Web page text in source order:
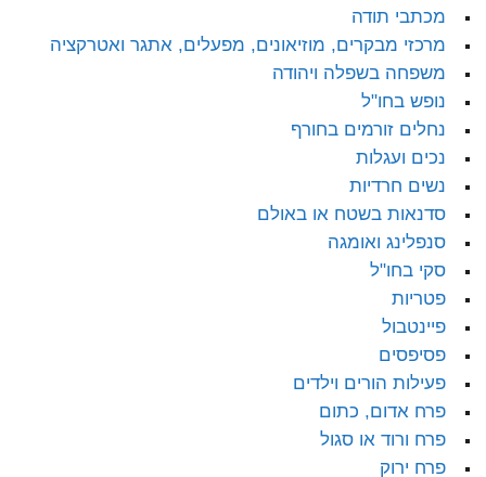
מכתבי תודה
מרכזי מבקרים, מוזיאונים, מפעלים, אתגר ואטרקציה
משפחה בשפלה ויהודה
נופש בחו"ל
נחלים זורמים בחורף
נכים ועגלות
נשים חרדיות
סדנאות בשטח או באולם
סנפלינג ואומגה
סקי בחו"ל
פטריות
פיינטבול
פסיפסים
פעילות הורים וילדים
פרח אדום, כתום
פרח ורוד או סגול
פרח ירוק